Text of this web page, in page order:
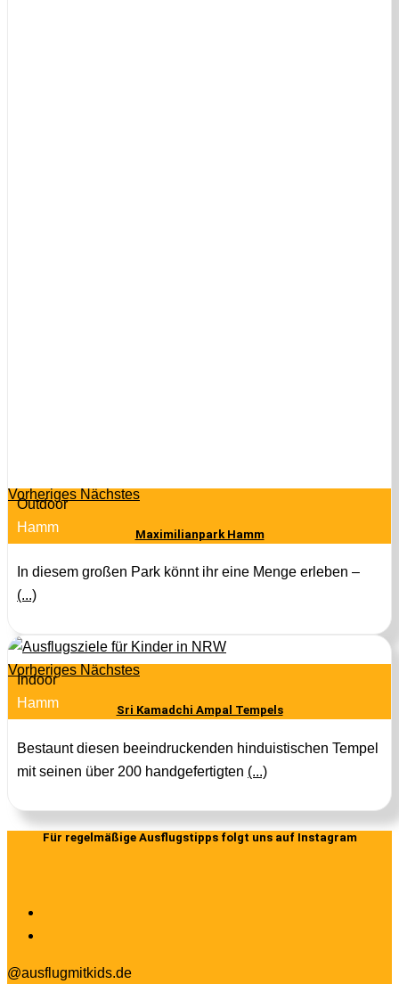
Vorheriges Nächstes
Outdoor
Hamm
Maximilianpark Hamm
In diesem großen Park könnt ihr eine Menge erleben –
(...)
Vorheriges Nächstes
Indoor
Hamm
Sri Kamadchi Ampal Tempels
Bestaunt diesen beeindruckenden hinduistischen Tempel
mit seinen über 200 handgefertigten (...)
Für regelmäßige Ausflugstipps folgt uns auf Instagram
@ausflugmitkids.de